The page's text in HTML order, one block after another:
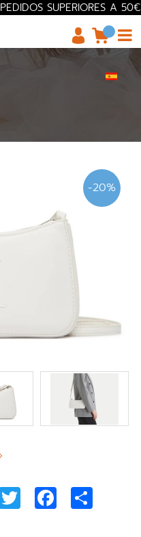
SUPERIORES A 50€
-20%
Twitter Facebook